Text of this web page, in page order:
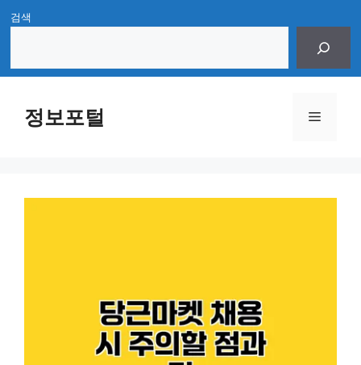
Skip
content
검색
정보포털 Menu